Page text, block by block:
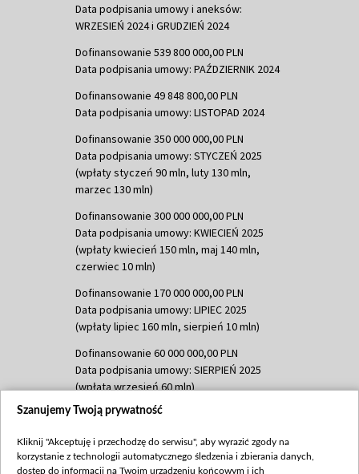
Data podpisania umowy i aneksów:
WRZESIEŃ 2024 i GRUDZIEŃ 2024
Dofinansowanie 539 800 000,00 PLN
Data podpisania umowy: PAŹDZIERNIK 2024
Dofinansowanie 49 848 800,00 PLN
Data podpisania umowy: LISTOPAD 2024
Dofinansowanie 350 000 000,00 PLN
Data podpisania umowy: STYCZEŃ 2025
(wpłaty styczeń 90 mln, luty 130 mln,
marzec 130 mln)
Dofinansowanie 300 000 000,00 PLN
Data podpisania umowy: KWIECIEŃ 2025
(wpłaty kwiecień 150 mln, maj 140 mln,
czerwiec 10 mln)
Dofinansowanie 170 000 000,00 PLN
Data podpisania umowy: LIPIEC 2025
(wpłaty lipiec 160 mln, sierpień 10 mln)
Dofinansowanie 60 000 000,00 PLN
Data podpisania umowy: SIERPIEŃ 2025
(wpłata wrzesień 60 mln)
Dofinansowanie 635 783 051,21 PLN
(wpłata wrzesień 100 mln, październik 350
mln, listopad 265 mln)
Szanujemy Twoją prywatność
Kliknij "Akceptuję i przechodzę do serwisu", aby wyrazić zgody na
korzystanie z technologii automatycznego śledzenia i zbierania danych,
dostęp do informacji na Twoim urządzeniu końcowym i ich